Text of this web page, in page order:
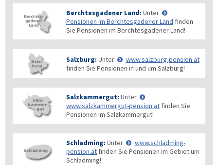
Berchtesgadener Land: Unter
Pensionen im Berchtesgadener Land finden
Sie Pensionen im Berchtesgadener Land!
Salzburg: Unter
www.salzburg-pension.at
finden Sie Pensionen in und um Salzburg!
Salzkammergut: Unter
www.salzkammergut-pension.at finden Sie
Pensionen im Salzkammergut!
Schladming: Unter
www.schladming-
pension.at finden Sie Pensionen im Gebiet um
Schladming!